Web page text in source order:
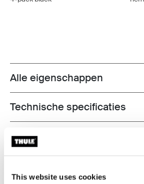
This website uses cookies
Toggle features
Alle eigenschappen
Toggle techspec
Technische specificaties
Toggle guides and instructions
Instructies